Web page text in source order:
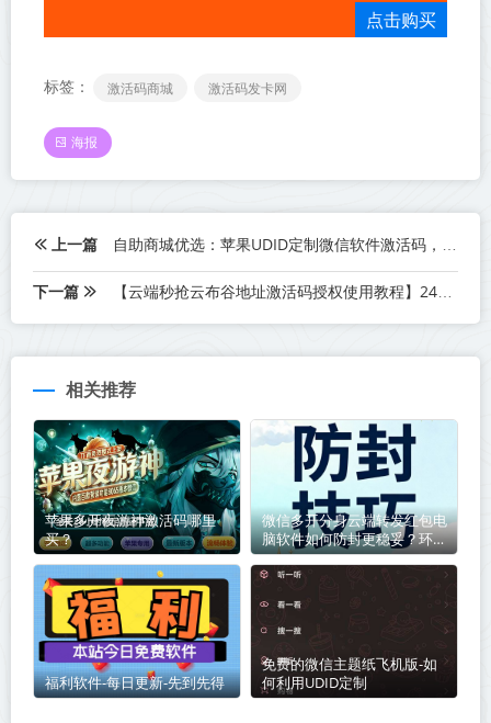
点击购买
标签： 激活码商城 激活码发卡网
海报
上一篇 自助商城优选：苹果UDID定制微信软件激活码，即买即用！
下一篇 【云端秒抢云布谷地址激活码授权使用教程】24小时自动云端抢红包
相关推荐
苹果多开夜游神激活码哪里
买？
微信多开分身云端转发红包电
脑软件如何防封更稳妥？环境
+ 操作双重防封指南
福利软件-每日更新-先到先得
免费的微信主题纸飞机版-如
何利用UDID定制